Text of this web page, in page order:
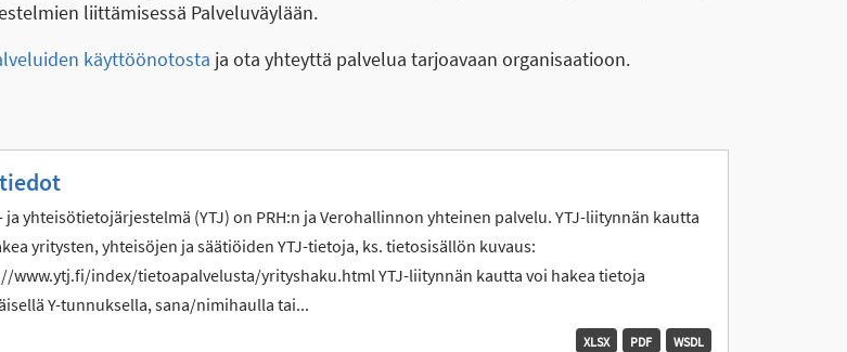
liittämisessä Palveluväylään.
käyttöönotosta ja ota yhteyttä palvelua tarjoavaan organisaatioon.
ja yhteisötietojärjestelmä (YTJ) on PRH:n ja Verohallinnon yhteinen palvelu. YTJ-liitynnän kautta
yritysten, yhteisöjen ja säätiöiden YTJ-tietoja, ks. tietosisällön kuvaus:
www.ytj.fi/index/tietoapalvelusta/yrityshaku.html YTJ-liitynnän kautta voi hakea tietoja
Y-tunnuksella, sana/nimihaulla tai...
WSDL
PDF
XLSX